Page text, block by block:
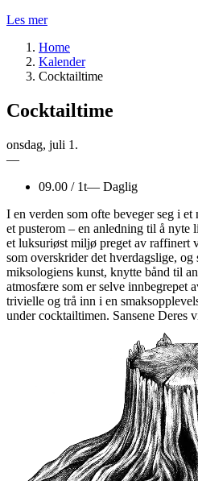
Les mer
Home
Kalender
Cocktailtime
Cocktailtime
onsdag, juli 1.
—
09.00 / 1t— Daglig
I en verden som ofte beveger seg i
et pusterom – en anledning til å nyte
et luksuriøst miljø preget av raffinert
som overskrider det hverdagslige,
miksologiens kunst, knytte bånd til
atmosfære som er selve innbegrepet
trivielle og trå inn i en
under cocktailtimen. Sansene Deres